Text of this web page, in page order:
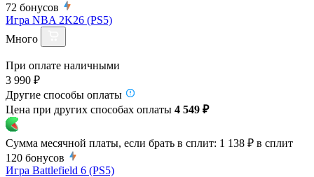
72 бонусов
Игра NBA 2K26 (PS5)
Много
При оплате наличными
3 990 ₽
Другие способы оплаты
Цена при других способах оплаты 4 549 ₽
Сумма месячной платы, если брать в сплит: 1 138 ₽ в сплит
120 бонусов
Игра Battlefield 6 (PS5)